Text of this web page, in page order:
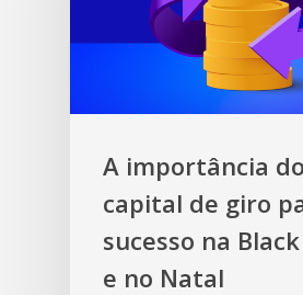
A importância do
capital de giro
sucesso na
e no Natal